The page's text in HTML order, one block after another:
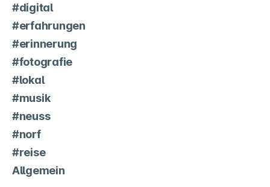
#digital
#erfahrungen
#erinnerung
#fotografie
#lokal
#musik
#neuss
#norf
#reise
Allgemein